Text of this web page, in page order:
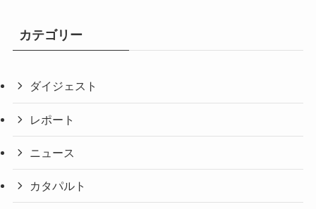
カテゴリー
ダイジェスト
レポート
ニュース
カタパルト